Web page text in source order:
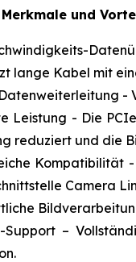
und
lange Kabel mit
-
Leistung - Die
reduziert und die
Kompatibilität
Camera
Support –